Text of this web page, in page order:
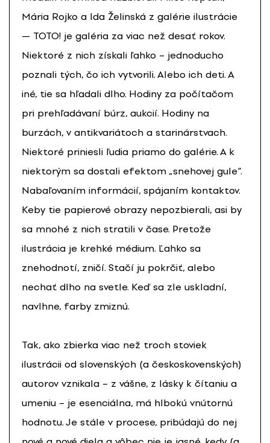
Mária Rojko a Ida Želinská z galérie ilustrácie
— TOTO! je galéria za viac než desať rokov.
Niektoré z nich získali ľahko – jednoducho
poznali tých, čo ich vytvorili. Alebo ich deti. A
iné, tie sa hľadali dlho. Hodiny za počítačom
pri prehľadávaní búrz, aukcií. Hodiny na
burzách, v antikvariátoch a starinárstvach.
Niektoré priniesli ľudia priamo do galérie. A k
niektorým sa dostali efektom „snehovej gule“.
Nabaľovaním informácií, spájaním kontaktov.
Keby tie papierové obrazy nepozbierali, asi by
sa mnohé z nich stratili v čase. Pretože
ilustrácia je krehké médium. Ľahko sa
znehodnotí, zničí. Stačí ju pokrčiť, alebo
nechať dlho na svetle. Keď sa zle uskladní,
navlhne, farby zmiznú.
Tak, ako zbierka viac než troch stoviek
ilustrácii od slovenských (a českoskovenských)
autorov vznikala – z vášne, z lásky k čítaniu a
umeniu – je esenciálna, má hlbokú vnútornú
hodnotu. Je stále v procese, pribúdajú do nej